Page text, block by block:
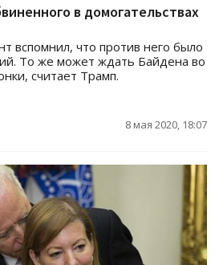
в домогательствах
вспомнил, что против него было
То же может ждать Байдена во
считает Трамп.
8 мая 2020, 18:07